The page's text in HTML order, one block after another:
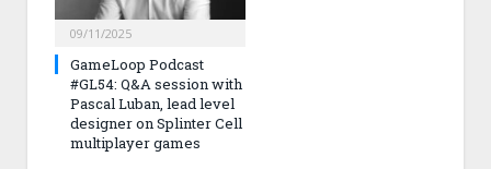
09/11/2025
GameLoop Podcast
#GL54: Q&A session with
Pascal Luban, lead level
designer on Splinter Cell
multiplayer games